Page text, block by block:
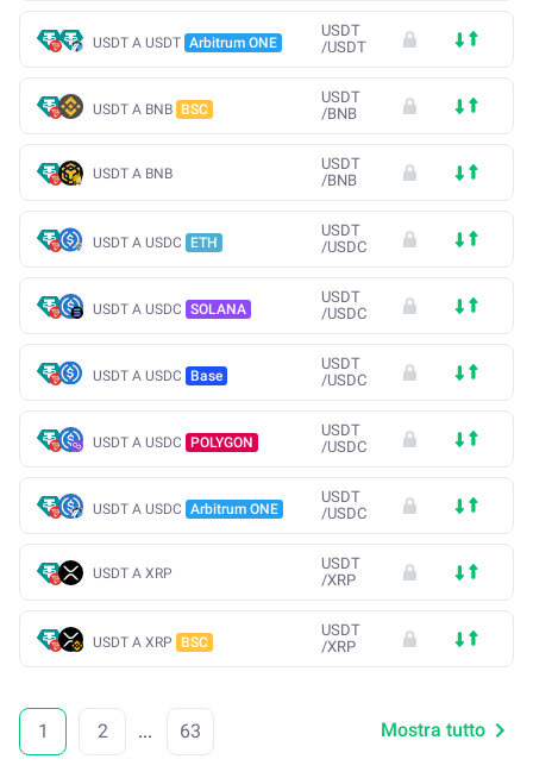
USDT A USDT Arbitrum ONE
USDT
/USDT
USDT A BNB BSC
USDT
/BNB
USDT A BNB
USDT
/BNB
USDT A USDC ETH
USDT
/USDC
USDT A USDC SOLANA
USDT
/USDC
USDT A USDC Base
USDT
/USDC
USDT A USDC POLYGON
USDT
/USDC
USDT A USDC Arbitrum ONE
USDT
/USDC
USDT A XRP
USDT
/XRP
USDT A XRP BSC
USDT
/XRP
1 2 ... 63 Mostra tutto